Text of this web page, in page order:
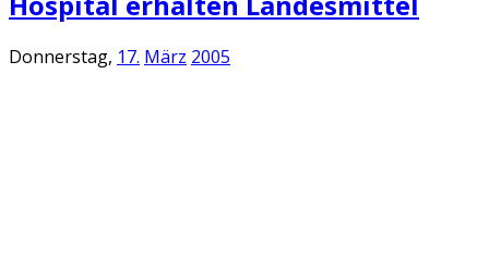
Donnerstag, 17. März 2005